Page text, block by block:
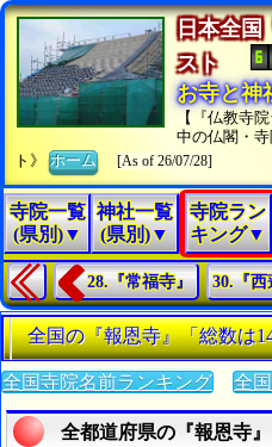
日本全国
スト
お寺と神
【『仏教寺
中の仏閣・
ト》ホーム [As of 26/07/28]
寺院一覧
(県別)▼
神社一覧
(県別)▼
寺院ラン
キング▼
28.『常福寺』 30.『西
全国の『報恩寺』「総数は
全国寺院名前ランキング 全
全都道府県の『報恩寺